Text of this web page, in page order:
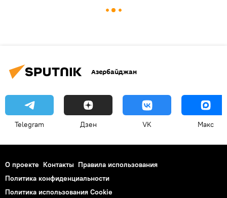
Азербайджан
Telegram Дзен VK Макс
О проекте Контакты Правила использования
Политика конфиденциальности
Политика использования Cookie